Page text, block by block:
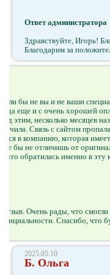
Ответ администратора
Здравствуйте, Игорь!
Благодарим за
бы не вы и не ваши
еще и с очень хорошей
этим, несколько месяцев
Связь с сайтом
в компанию, которая
бы не отличишь от
что обратилась именно в
Очень рады, что
Спасибо, что
2025.05.10
Б. Ольга